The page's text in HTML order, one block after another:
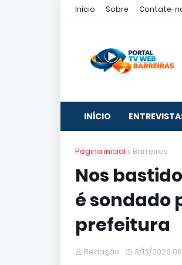
Início Sobre Contate-
INÍCIO
Página inicial Barreiras
Nos
é sondado
prefeitura
Redação 3/13/2026